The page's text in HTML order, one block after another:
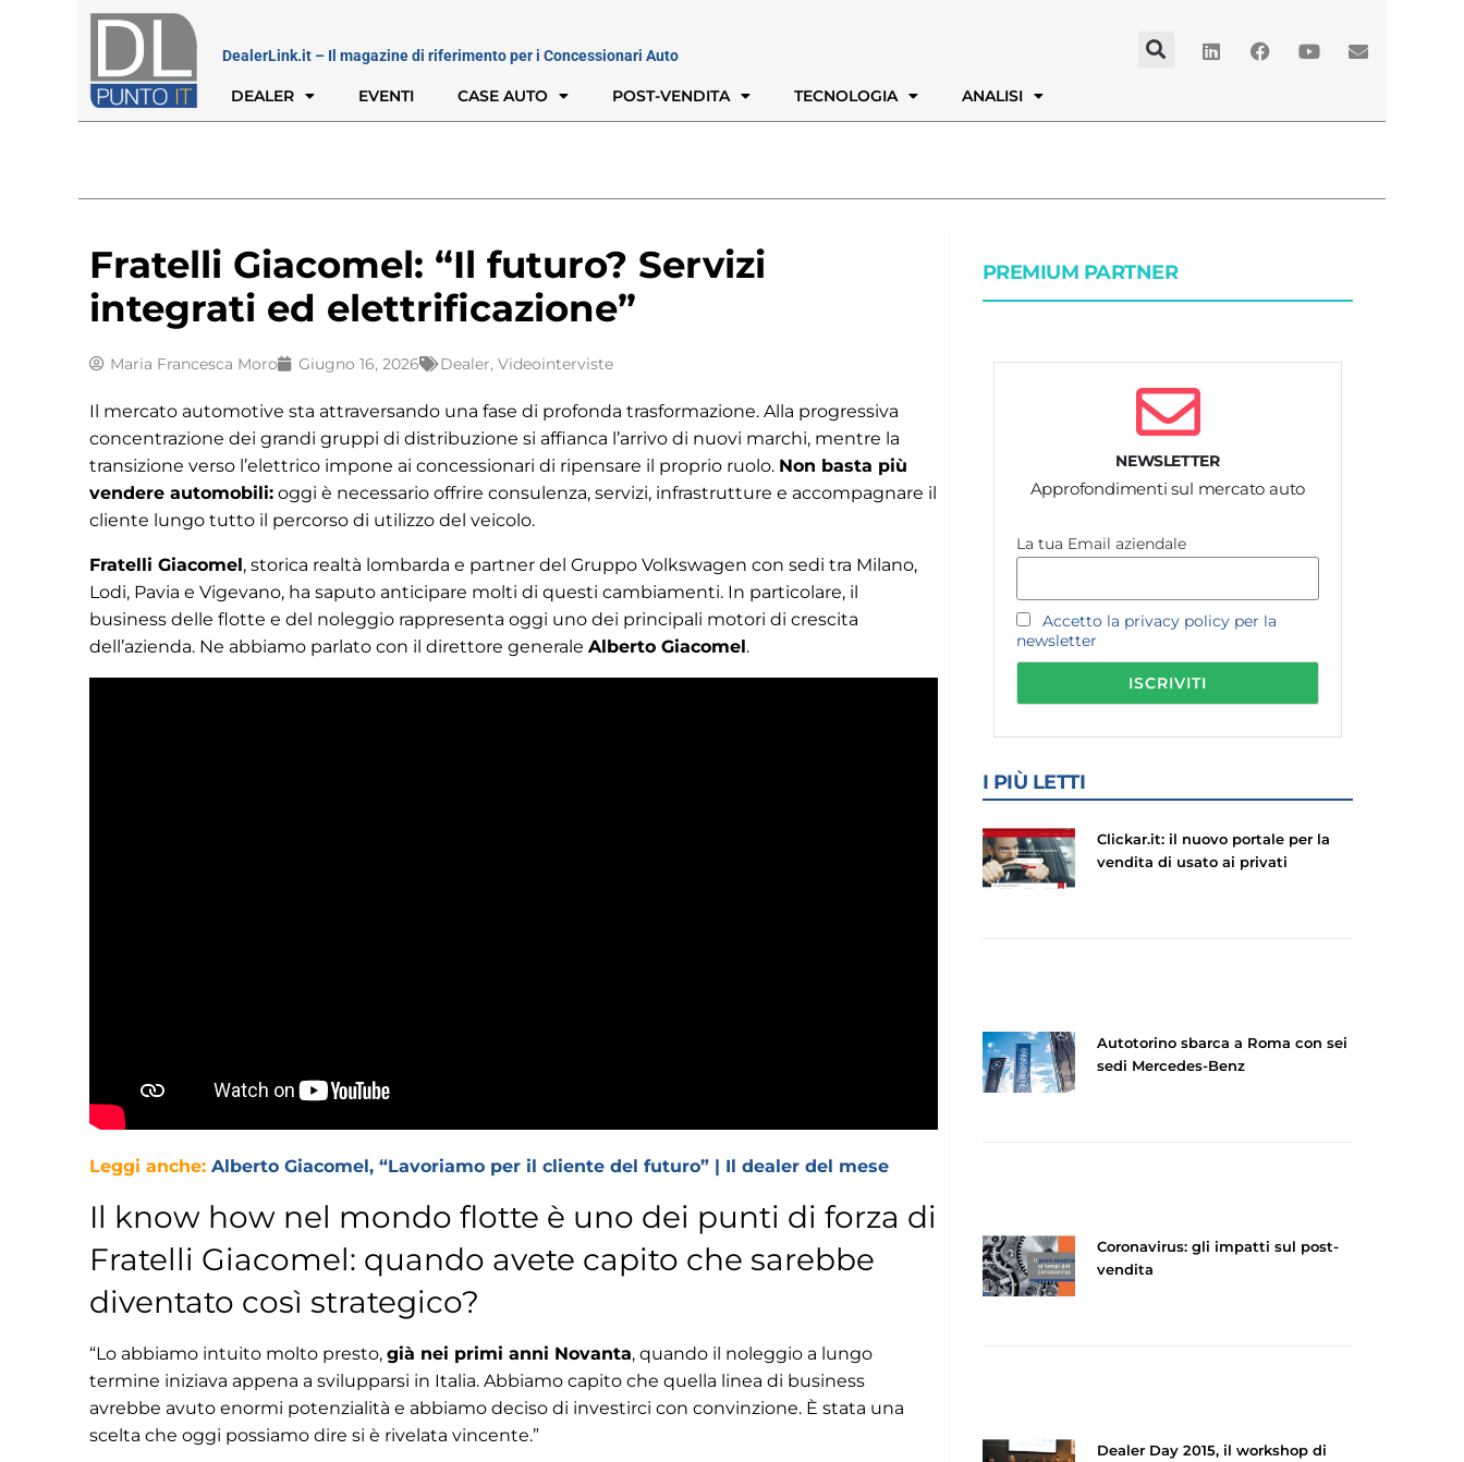
DealerLink.it – Il magazine di riferimento per i Concessionari Auto
DEALER EVENTI CASE AUTO POST-VENDITA TECNOLOGIA ANALISI
Fratelli Giacomel: “Il futuro? Servizi
integrati ed elettrificazione”
Maria Francesca Moro Giugno 16, 2026 Dealer, Videointerviste
Il mercato automotive sta attraversando una fase di profonda trasformazione. Alla progressiva
concentrazione dei grandi gruppi di distribuzione si affianca l’arrivo di nuovi marchi, mentre la
transizione verso l’elettrico impone ai concessionari di ripensare il proprio ruolo. Non basta più
vendere automobili: oggi è necessario offrire consulenza, servizi, infrastrutture e accompagnare il
cliente lungo tutto il percorso di utilizzo del veicolo.
Fratelli Giacomel, storica realtà lombarda e partner del Gruppo Volkswagen con sedi tra Milano,
Lodi, Pavia e Vigevano, ha saputo anticipare molti di questi cambiamenti. In particolare, il
business delle flotte e del noleggio rappresenta oggi uno dei principali motori di crescita
dell’azienda. Ne abbiamo parlato con il direttore generale Alberto Giacomel.
Leggi anche: Alberto Giacomel, “Lavoriamo per il cliente del futuro” | Il dealer del mese
Il know how nel mondo flotte è uno dei punti di forza di
Fratelli Giacomel: quando avete capito che sarebbe
diventato così strategico?
“Lo abbiamo intuito molto presto, già nei primi anni Novanta, quando il noleggio a lungo
termine iniziava appena a svilupparsi in Italia. Abbiamo capito che quella linea di business
avrebbe avuto enormi potenzialità e abbiamo deciso di investirci con convinzione. È stata una
scelta che oggi possiamo dire si è rivelata vincente.”
PREMIUM PARTNER
NEWSLETTER
Approfondimenti sul mercato auto
La tua Email aziendale
Accetto la privacy policy per la
newsletter
I PIÙ LETTI
Clickar.it: il nuovo portale per la
vendita di usato ai privati
Autotorino sbarca a Roma con sei
sedi Mercedes-Benz
Coronavirus: gli impatti sul post-
vendita
Dealer Day 2015, il workshop di